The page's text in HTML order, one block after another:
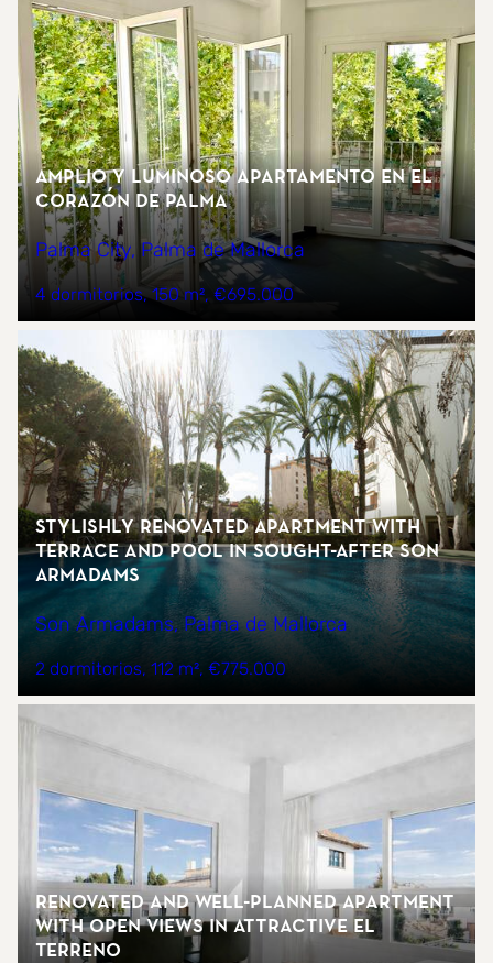
Amplio y luminoso apartamento en el
corazón de Palma
Palma City, Palma de Mallorca
4 dormitorios 150 m² €695.000
Stylishly Renovated Apartment with
Terrace and Pool in Sought-After Son
Armadams
Son Armadams, Palma de Mallorca
2 dormitorios 112 m² €775.000
Renovated and Well-Planned Apartment
with Open Views in Attractive El
Terreno